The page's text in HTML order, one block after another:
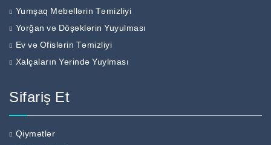
Yumşaq Mebellərin Təmizliyi
Yorğan və Döşəklərin Yuyulması
Ev və Ofislərin Təmizliyi
Xalçaların Yerində Yuylması
Sifariş Et
Qiymətlər